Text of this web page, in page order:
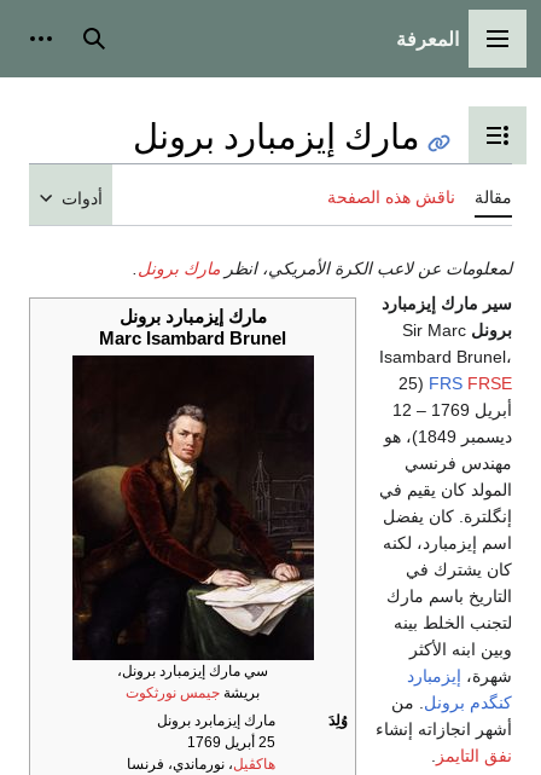
القائمة الرئيسية
المعرفة بحث
تبديل عرض جدول المحتويات
مارك إيزمبارد برونل
مقالة ناقش هذه الصفحة أدوات
لمعلومات عن لاعب الكرة الأمريكي، انظر مارك برونل
مارك إيزمبارد برونل
Marc Isambard Brunel
سي مارك إيزمبارد برونل،
بريشة جيمس نورثكوت
وُلِدَ
مارك إيزمابرد برونل
25 أبريل 1769
هاكڤيل، نورماندي، فرنسا
سير مارك إيزمبارد
برونل Sir Marc
Isambard Brunel،
FRS FRSE
(25
أبريل 1769 – 12
ديسمبر 1849)، هو
مهندس فرنسي
المولد كان يقيم في
إنگلترة. كان يفضل
اسم إيزمبارد، لكنه
كان يشترك في
التاريخ باسم مارك
لتجنب الخلط بينه
وبين ابنه الأكثر
شهرة، إيزمبارد
كنگدم برونل . من
أشهر انجازاته إنشاء
نفق التايمز